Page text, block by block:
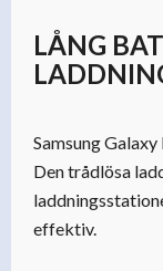
LÅNG
Samsung
Den trådlösa
effektiv.